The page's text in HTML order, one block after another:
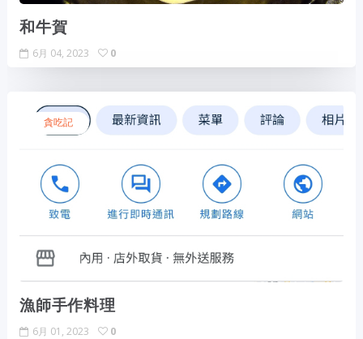
和牛賀
6月 04, 2023 0
貪吃記
漁師手作料理
6月 01, 2023 0